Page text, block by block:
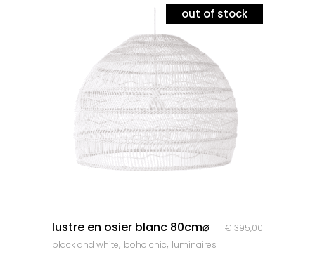
out of stock
lustre en osier blanc 80cm⌀ € 395,00
black and white, boho chic, luminaires